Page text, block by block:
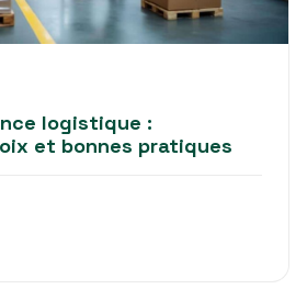
logistique :
et bonnes pratiques